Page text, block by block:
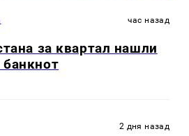
час назад
за квартал нашли
2 дня назад